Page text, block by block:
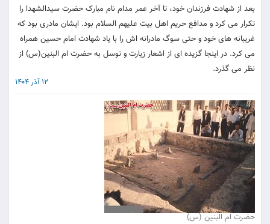
بعد از شهادت فرزندان خود، تا آخر عمر مدام نام مبارک حضرت سیدالشهدا را
تکرار می ‌کرد و مدافع حریم اهل ‌بیت علیهم السلام بود. ایشان مادری بود که
غریبانه‌ های خود و حتی سوگ مادرانه ‌اش را با یاد شهادت امام حسین همراه
می‌ کرد. در اینجا گزیده ای از اشعار زیارت و توسل به حضرت ام البنین(س) از
نظر می گذرد.
12 آذر 1404
حضرت ام البنین (س)